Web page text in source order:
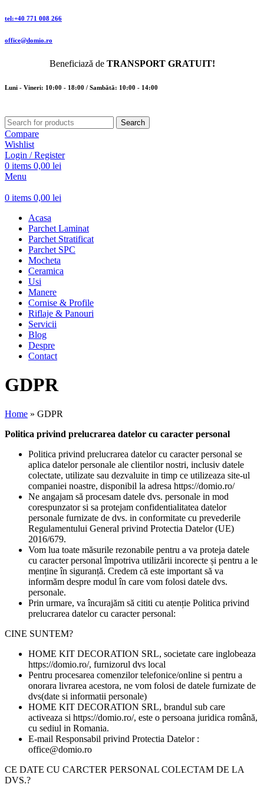
tel:+40 771 008 266
office@domio.ro
Beneficiază de TRANSPORT GRATUIT!
Luni - Vineri: 10:00 - 18:00 / Sambătă: 10:00 - 14:00
Search
Compare
Wishlist
Login / Register
0 items 0,00 lei
Menu
0 items 0,00 lei
Acasa
Parchet Laminat
Parchet Stratificat
Parchet SPC
Mocheta
Ceramica
Usi
Manere
Cornise & Profile
Riflaje & Panouri
Servicii
Blog
Despre
Contact
GDPR
Home » GDPR
Politica privind prelucrarea datelor cu caracter personal
Politica privind prelucrarea datelor cu caracter personal se
aplica datelor personale ale clientilor nostri, inclusiv datele
colectate, utilizate sau dezvaluite in timp ce utilizeaza site-ul
companiei noastre, disponibil la adresa https://domio.ro/
Ne angajam să procesam datele dvs. personale in mod
corespunzator si sa protejam confidentialitatea datelor
personale furnizate de dvs. in conformitate cu prevederile
Regulamentului General privind Protectia Datelor (UE)
2016/679.
Vom lua toate măsurile rezonabile pentru a va proteja datele
cu caracter personal împotriva utilizării incorecte și pentru a le
menține în siguranță. Credem că este important să va
informăm despre modul în care vom folosi datele dvs.
personale.
Prin urmare, va încurajăm să cititi cu atenție Politica privind
prelucrarea datelor cu caracter personal:
CINE SUNTEM?
HOME KIT DECORATION SRL, societate care inglobeaza
https://domio.ro/, furnizorul dvs local
Pentru procesarea comenzilor telefonice/online si pentru a
onorara livrarea acestora, ne vom folosi de datele furnizate de
dvs(date si informatii personale)
HOME KIT DECORATION SRL, brandul sub care
activeaza si https://domio.ro/, este o persoana juridica română,
cu sediul in Romania.
E-mail Responsabil privind Protectia Datelor :
office@domio.ro
CE DATE CU CARCTER PERSONAL COLECTAM DE LA
DVS.?